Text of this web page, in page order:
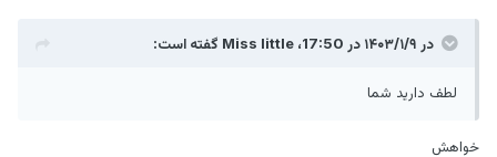
در ۱۴۰۳/۱/۹ در 17:50، Miss littleگفته است:
لطف دارید شما
خواهش